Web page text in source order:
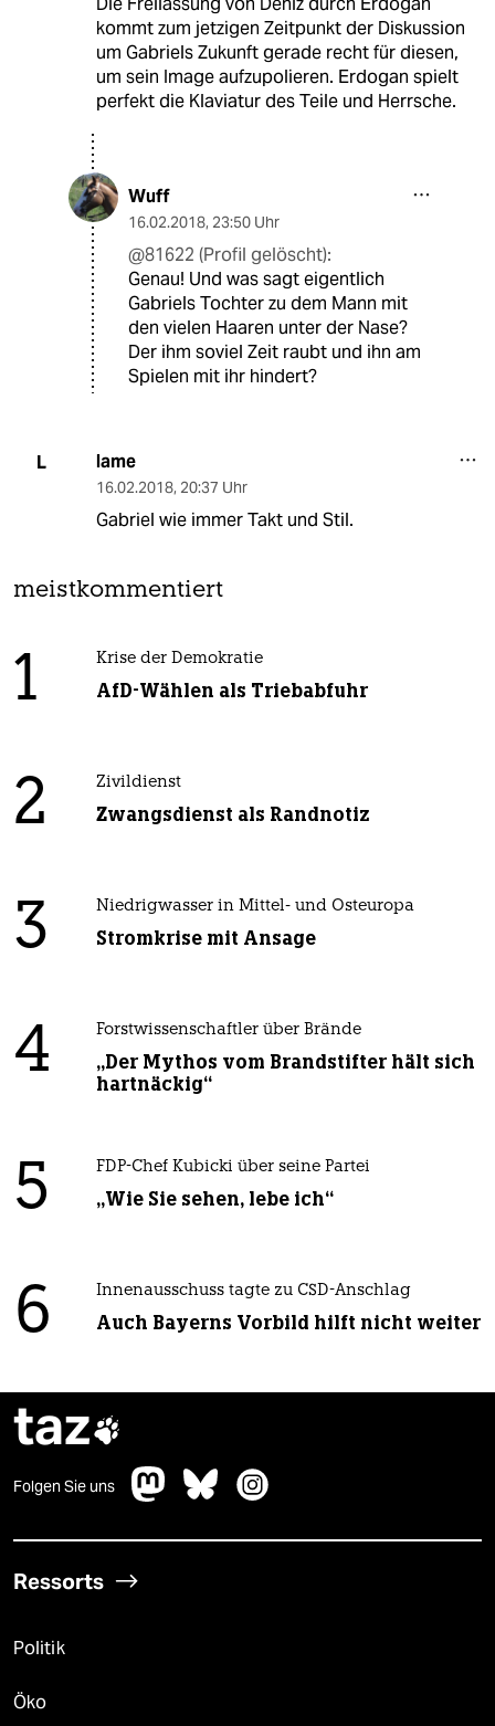
kommt zum jetzigen Zeitpunkt der Diskussion
um Gabriels Zukunft gerade recht für diesen,
um sein Image aufzupolieren. Erdogan spielt
perfekt die Klaviatur des Teile und Herrsche.
Wuff
16.02.2018, 23:50 Uhr
@81622 (Profil gelöscht):
Genau! Und was sagt eigentlich
Gabriels Tochter zu dem Mann mit
den vielen Haaren unter der Nase?
Der ihm soviel Zeit raubt und ihn am
Spielen mit ihr hindert?
L lame
16.02.2018, 20:37 Uhr
Gabriel wie immer Takt und Stil.
meistkommentiert
1 Krise der Demokratie
AfD-Wählen als Triebabfuhr
2 Zivildienst
Zwangsdienst als Randnotiz
3 Niedrigwasser in Mittel- und Osteuropa
Stromkrise mit Ansage
4 Forstwissenschaftler über Brände
„Der Mythos vom Brandstifter hält sich
hartnäckig“
5 FDP-Chef Kubicki über seine Partei
„Wie Sie sehen, lebe ich“
6 Innenausschuss tagte zu CSD-Anschlag
Auch Bayerns Vorbild hilft nicht weiter
taz
Folgen Sie uns
Ressorts
Politik
Öko